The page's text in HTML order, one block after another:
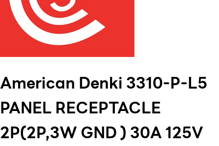
American Denki 3310-P-L5
PANEL RECEPTACLE
2P(2P,3W GND ) 30A 125V